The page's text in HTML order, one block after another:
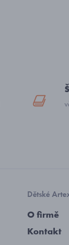
Dětské
O firmě
Kontakt